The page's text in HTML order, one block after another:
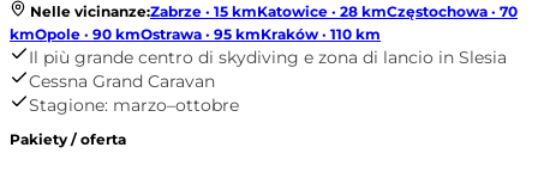
Nelle vicinanze:Zabrze · 15 kmKatowice · 28 kmCzęstochowa · 70
kmOpole · 90 kmOstrawa · 95 kmKraków · 110 km
Il più grande centro di skydiving e zona di lancio in Slesia
Cessna Grand Caravan
Stagione: marzo–ottobre
Pakiety / oferta